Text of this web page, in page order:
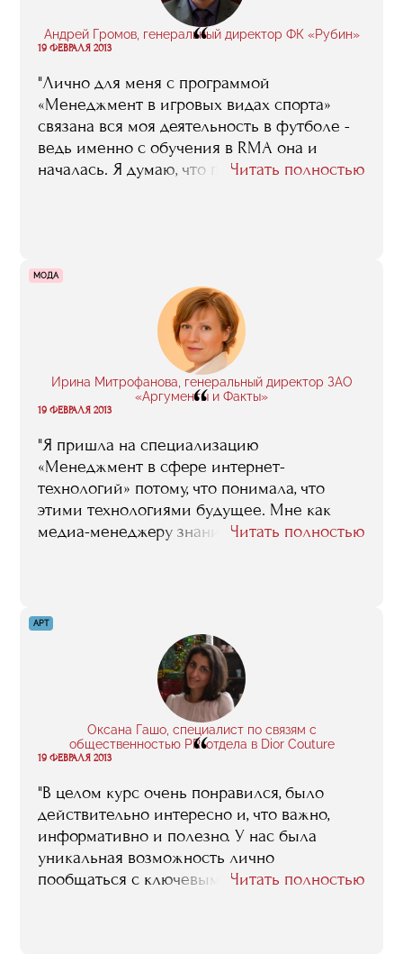
Андрей Громов, генеральный директор ФК «Рубин»
“
19 ФЕВРАЛЯ 2013
"Лично для меня с программой
«Менеджмент в игровых видах спорта»
связана вся моя деятельность в футболе -
ведь именно с обучения в RMA она и
началась. Я думаю, что главной заслугой
мыслящих. Сейчас мы видим, как
представители этого поколения
спортивных управленцев постепенно
выходят на первые роли"
Читать полностью
МОДА
Ирина Митрофанова, генеральный директор ЗАО
«Аргументы и Факты»
“
19 ФЕВРАЛЯ 2013
"Я пришла на специализацию
«Менеджмент в сфере интернет-
технологий» потому, что понимала, что
этими технологиями будущее. Мне как
медиа-менеджеру знания, полученные во
что СМИ уходят именно в интернет. Сейчас
я могу уверенно сказать: я училась не зря!
Спасибо нашим преподавателям. И RMA"
Читать полностью
АРТ
Оксана Гашо, специалист по связям с
общественностью PR-отдела в Dior Couture
“
19 ФЕВРАЛЯ 2013
"В целом курс очень понравился, было
действительно интересно и, что важно,
информативно и полезно. У нас была
уникальная возможность лично
пообщаться с ключевыми фигурами арт-
Читать полностью